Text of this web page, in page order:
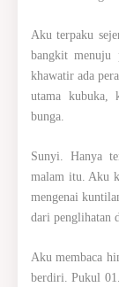
Aku terpaku
bangkit menuju
khawatir ada
utama kubuka,
bunga.
Sunyi. Hanya
malam itu. Aku
mengenai
dari penglihatan
Aku membaca
berdiri. Pukul